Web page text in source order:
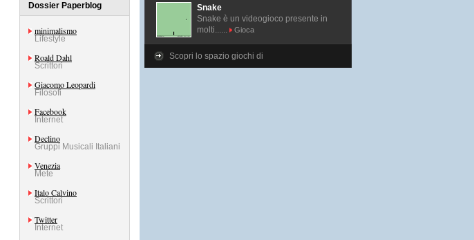
Dossier Paperblog
minimalismo
Lifestyle
Roald Dahl
Scrittori
Giacomo Leopardi
Filosofi
Facebook
Internet
Declino
Gruppi Musicali Italiani
Venezia
Mete
Italo Calvino
Scrittori
Twitter
Internet
Snake
Snake è un videogioco presente in
molti......
Gioca
Scopri lo spazio giochi di